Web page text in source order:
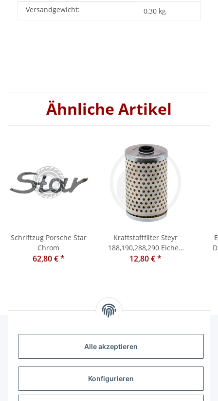
Alle akzeptieren
Konfigurieren
Produkteigenschaft
Wert
Versandgewicht: 0,30 kg
Ähnliche Artikel
Schriftzug Porsche Star
Chrom
62,80 €*
Kraftstofffilter Steyr
188,190,288,290 Eicher,
Porsche
12,80 €*